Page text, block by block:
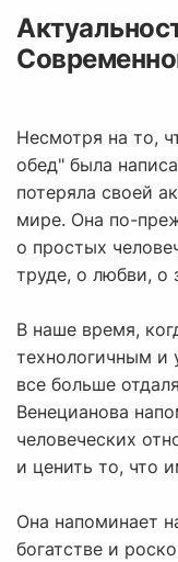
Несмотря на то,
обед" была
потеряла своей
мире. Она по-
о простых
труде, о любви, о
В наше время,
технологичным и
все больше
Венецианова
человеческих
и ценить то, что
Она напоминает
богатстве и